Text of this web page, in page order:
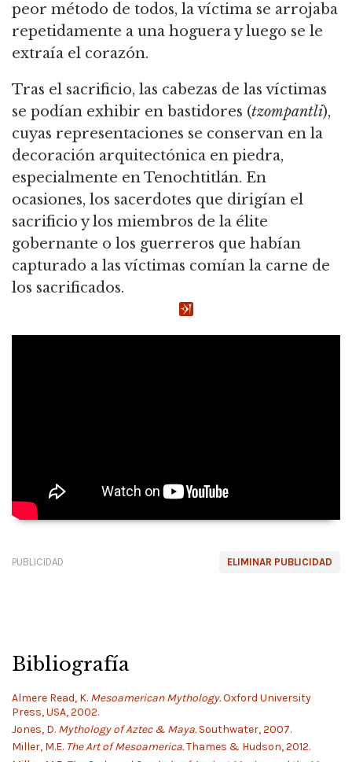
peor método de todos, la víctima se arrojaba
repetidamente a una hoguera y luego se le
extraía el corazón.
Tras el sacrificio, las cabezas de las víctimas
se podían exhibir en bastidores (tzompantli),
cuyas representaciones se conservan en la
decoración arquitectónica en piedra,
especialmente en Tenochtitlán. En
ocasiones, los sacerdotes que dirigían el
sacrificio y los miembros de la élite
gobernante o los guerreros que habían
capturado a las víctimas comían la carne de
los sacrificados.
ELIMINAR PUBLICIDAD
PUBLICIDAD
Bibliografía
Almere Read, K. Mesoamerican Mythology.Oxford University
Press, USA, 2002.
Jones, D. Mythology of Aztec & Maya.Southwater, 2007.
Miller, M.E. The Art of Mesoamerica.Thames & Hudson, 2012.